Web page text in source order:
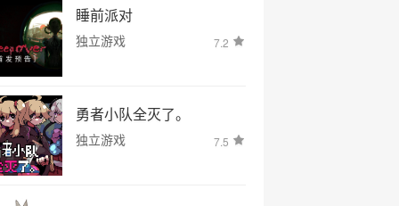
睡前派对
独立游戏 7.2
勇者小队全灭了。
独立游戏 7.5